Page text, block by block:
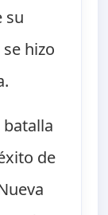
su
hizo
de